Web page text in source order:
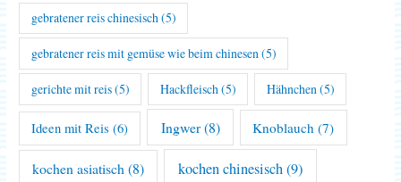
gebratener reis chinesisch(5)
gebratener reis mit gemüse wie beim chinesen(5)
gerichte mit reis(5) Hackfleisch(5) Hähnchen(5)
Ideen mit Reis (6) Ingwer(8) Knoblauch (7)
kochen asiatisch (8) kochen chinesisch(9)